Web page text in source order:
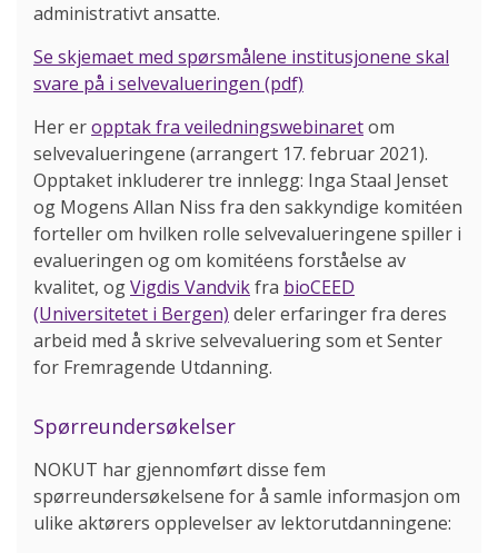
administrativt ansatte.
Se skjemaet med spørsmålene institusjonene skal
svare på i selvevalueringen (pdf)
Her eropptak fra veiledningswebinaretom
selvevalueringene (arrangert 17. februar 2021).
Opptaket inkluderer tre innlegg: Inga Staal Jenset
og Mogens Allan Niss fra den sakkyndige komitéen
forteller om hvilken rolle selvevalueringene spiller i
evalueringen og om komitéens forståelse av
kvalitet, ogVigdis Vandvikfra bioCEED
(Universitetet i Bergen) deler erfaringer fra deres
arbeid med å skrive selvevaluering som et Senter
for Fremragende Utdanning.
Spørreundersøkelser
NOKUT har gjennomført disse fem
spørreundersøkelsene for å samle informasjon om
ulike aktørers opplevelser av lektorutdanningene: